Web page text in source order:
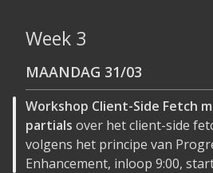
Week 3
MAANDAG 31/03
Workshop Client-Side Fetch
partials over het client-side
volgens het principe van
Enhancement, inloop 9:00,